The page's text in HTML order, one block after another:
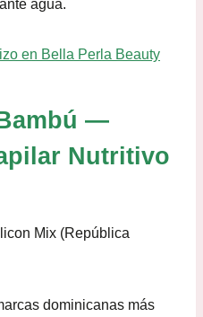
agua.
en Bella Perla Beauty
—
Nutritivo
Mix (República
dominicanas más